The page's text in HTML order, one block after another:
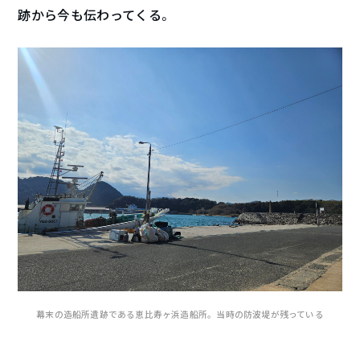
跡から今も伝わってくる。
幕末の造船所遺跡である恵比寿ヶ浜造船所。当時の防波堤が残っている